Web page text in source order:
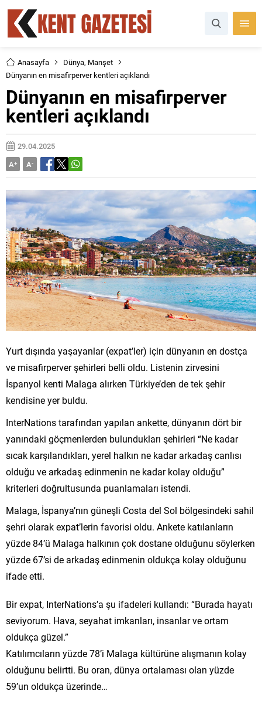
Anasayfa Dünya, Manşet
Dünyanın en misafirperver kentleri açıklandı
Dünyanın en misafirperver
kentleri açıklandı
29.04.2025
A+ A-
Yurt dışında yaşayanlar (expat’ler) için dünyanın en dostça
ve misafirperver şehirleri belli oldu. Listenin zirvesini
İspanyol kenti Malaga alırken Türkiye’den de tek şehir
kendisine yer buldu.
InterNations tarafından yapılan ankette, dünyanın dört bir
yanındaki göçmenlerden bulundukları şehirleri “Ne kadar
sıcak karşılandıkları, yerel halkın ne kadar arkadaş canlısı
olduğu ve arkadaş edinmenin ne kadar kolay olduğu”
kriterleri doğrultusunda puanlamaları istendi.
Malaga, İspanya’nın güneşli Costa del Sol bölgesindeki sahil
şehri olarak expat’lerin favorisi oldu. Ankete katılanların
yüzde 84’ü Malaga halkının çok dostane olduğunu söylerken
yüzde 67’si de arkadaş edinmenin oldukça kolay olduğunu
ifade etti.
Bir expat, InterNations’a şu ifadeleri kullandı: “Burada hayatı
seviyorum. Hava, seyahat imkanları, insanlar ve ortam
oldukça güzel.”
Katılımcıların yüzde 78’i Malaga kültürüne alışmanın kolay
olduğunu belirtti. Bu oran, dünya ortalaması olan yüzde
59’un oldukça üzerinde…